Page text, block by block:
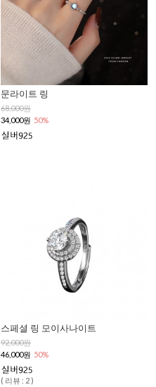
문라이트 링
68,000원
34,000원 50%
스페셜 링 모이사나이트
92,000원
46,000원 50%
( 리뷰 : 2 )